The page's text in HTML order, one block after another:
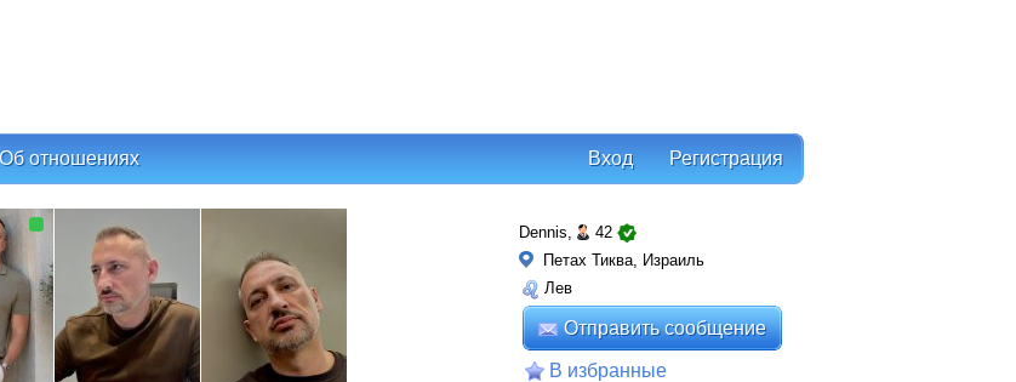
Об отношениях Регистрация
Вход
Dennis,
42
Петах Тиква, Израиль
Лев
Отправить сообщение
В избранные